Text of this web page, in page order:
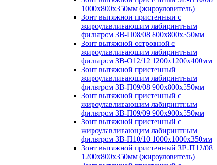
1000х800х350мм (жироуловитель)
Зонт вытяжной пристенный с
жироулавливающим лабиринтным
фильтром ЗВ-П08/08 800х800х350мм
Зонт вытяжной островной с
жироулавливающим лабиринтным
фильтром ЗВ-О12/12 1200х1200х400мм
Зонт вытяжной пристенный
жироулавливающим лабиринтным
фильтром ЗВ-П09/08 900х800х350мм
Зонт вытяжной пристенный с
жироулавливающим лабиринтным
фильтром ЗВ-П09/09 900х900х350мм
Зонт вытяжной пристенный с
жироулавливающим лабиринтным
фильтром ЗВ-П10/10 1000х1000х350мм
Зонт вытяжной пристенный ЗВ-П12/08
1200х800х350мм (жироуловитель)